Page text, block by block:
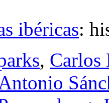
ibéricas:
, Carlos